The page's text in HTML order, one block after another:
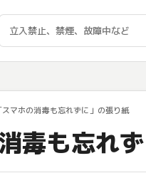
スマホの消毒も忘れずに」の張り紙
毒も忘れ